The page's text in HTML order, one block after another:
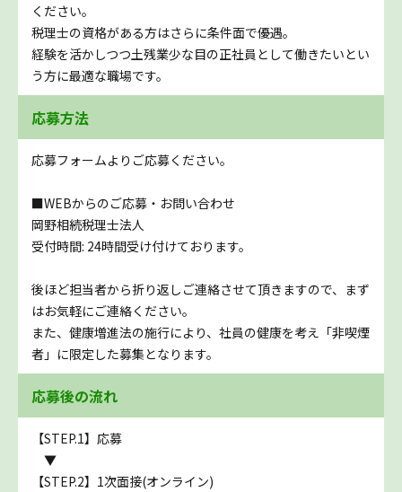
ください。
税理士の資格がある方はさらに条件面で優遇。
経験を活かしつつ土残業少な目の正社員として働きたいとい
う方に最適な職場です。
応募方法
応募フォームよりご応募ください。
■WEBからのご応募・お問い合わせ
岡野相続税理士法人
受付時間: 24時間受け付けております。
後ほど担当者から折り返しご連絡させて頂きますので、まず
はお気軽にご連絡ください。
また、健康増進法の施行により、社員の健康を考え「非喫煙
者」に限定した募集となります。
応募後の流れ
【STEP.1】応募
▼
【STEP.2】1次面接(オンライン)